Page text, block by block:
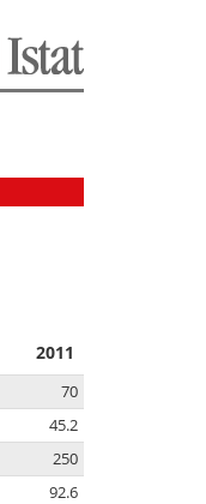
2011
70
45.2
250
92.6